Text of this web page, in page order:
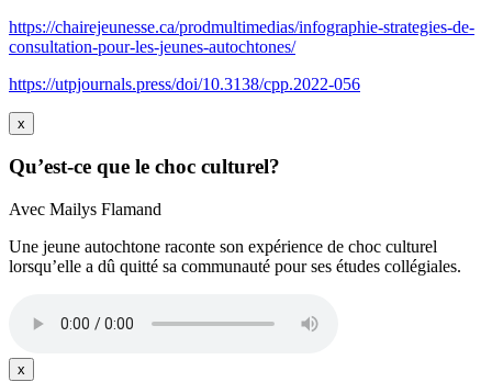
https://chairejeunesse.ca/prodmultimedias/infographie-strategies-de-
consultation-pour-les-jeunes-autochtones/
https://utpjournals.press/doi/10.3138/cpp.2022-056
x
Qu’est-ce que le choc culturel?
Avec Mailys Flamand
Une jeune autochtone raconte son expérience de choc culturel
lorsqu’elle a dû quitté sa communauté pour ses études collégiales.
x